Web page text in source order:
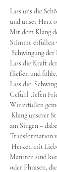
Lass uns die
und unser Herz
Mit dem Klang
Stimme erfüllen
Schwingung der
Lass die Kraft
fließen und
Lass die
Gefühl tiefen
Wir erfüllen
Klang unserer
am Singen –
Transformation
Herzen mit
Mantren sind
oder Phrasen,